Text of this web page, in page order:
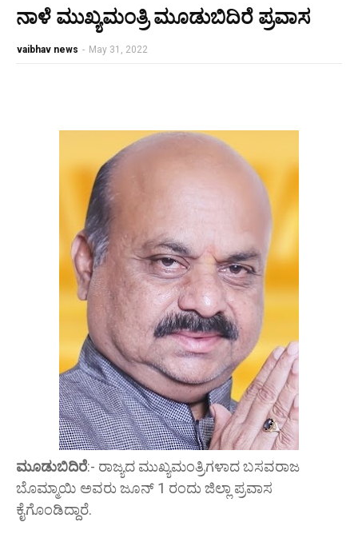
ನಾಳೆ ಮುಖ್ಯಮಂತ್ರಿ ಮೂಡುಬಿದಿರೆ ಪ್ರವಾಸ
vaibhav news - May 31, 2022
ಮೂಡುಬಿದಿರೆ:- ರಾಜ್ಯದ ಮುಖ್ಯಮಂತ್ರಿಗಳಾದ ಬಸವರಾಜ
ಬೊಮ್ಮಾಯಿ ಅವರು ಜೂನ್ 1 ರಂದು ಜಿಲ್ಲಾ ಪ್ರವಾಸ
ಕೈಗೊಂಡಿದ್ದಾರೆ.